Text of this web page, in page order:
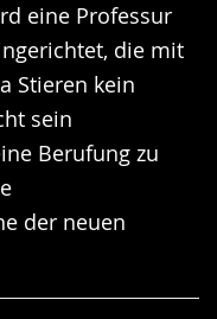
eine Professur
die mit
Stieren kein
sein
Berufung zu
der neuen